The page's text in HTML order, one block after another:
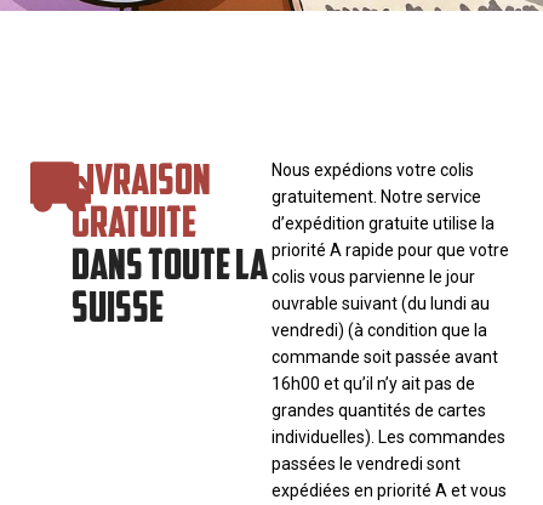
LIVRAISON
GRATUITE
DANS TOUTE LA
SUISSE
Nous expédions votre colis
gratuitement. Notre service
d’expédition gratuite utilise la
priorité A rapide pour que votre
colis vous parvienne le jour
ouvrable suivant (du lundi au
vendredi) (à condition que la
commande soit passée avant
16h00 et qu’il n’y ait pas de
grandes quantités de cartes
individuelles). Les commandes
passées le vendredi sont
expédiées en priorité A et vous